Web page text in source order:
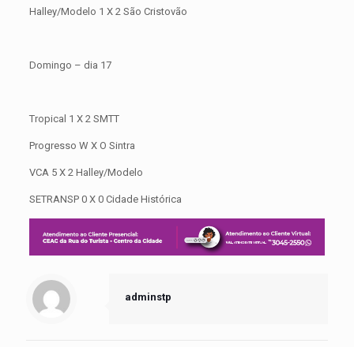
Halley/Modelo 1 X 2 São Cristovão
Domingo – dia 17
Tropical 1 X 2 SMTT
Progresso W X O Sintra
VCA 5 X 2 Halley/Modelo
SETRANSP 0 X 0 Cidade Histórica
adminstp